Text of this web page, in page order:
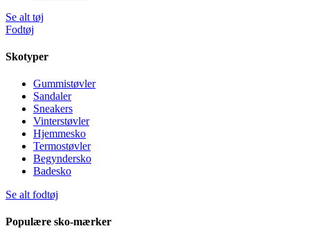
Se alt tøj
Fodtøj
Skotyper
Gummistøvler
Sandaler
Sneakers
Vinterstøvler
Hjemmesko
Termostøvler
Begyndersko
Badesko
Se alt fodtøj
Populære sko-mærker